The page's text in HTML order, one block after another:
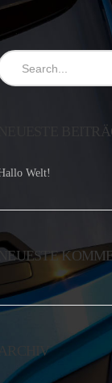
NEUESTE
Welt!
NEUESTE
ARCHIV